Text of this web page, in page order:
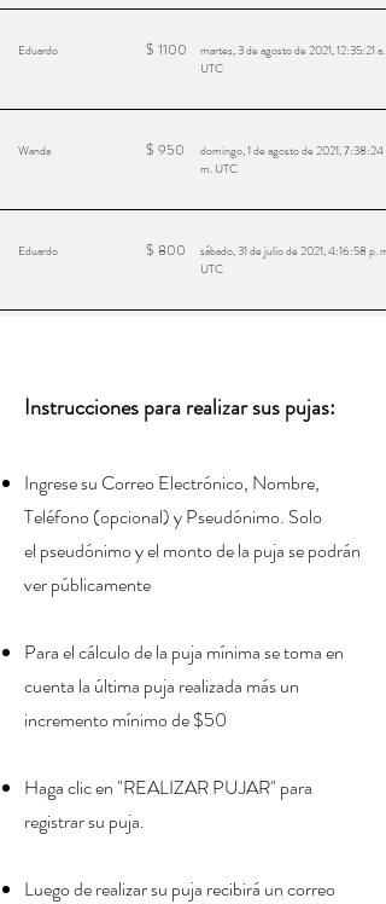
Eduardo $ 1100
martes, 3 de agosto de 2021, 12:35:21 a.
UTC
Wanda $ 950
domingo, 1 de agosto de 2021, 7:38:24 p.
m. UTC
Eduardo $ 800
sábado, 31 de julio de 2021, 4:16:58 p. m.
UTC
Instrucciones para realizar sus pujas:
Ingrese su Correo Electrónico, Nombre,
Teléfono (opcional) y Pseudónimo. Solo
el pseudónimoy el monto de la puja se podrán
ver públicamente
Para el cálculo de la puja mínima se toma en
cuenta la última puja realizada más un
incremento mínimo de $50
Haga clic en "REALIZAR PUJAR" para
registrar su puja.
Luego de realizar su puja recibirá un correo